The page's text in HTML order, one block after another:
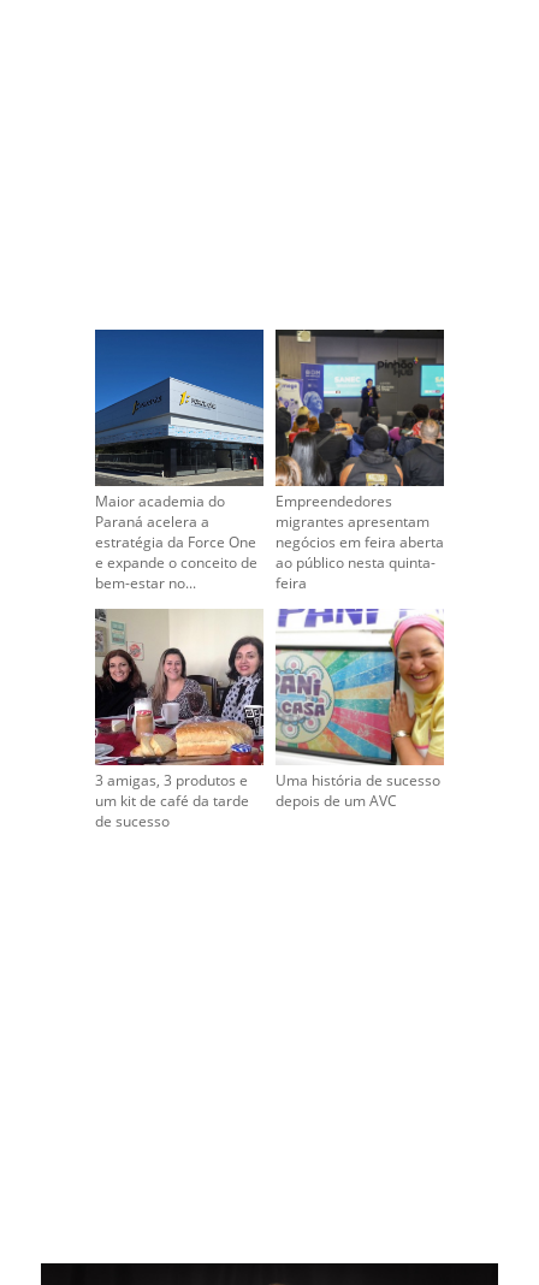
Maior academia do
Paraná acelera a
estratégia da Force One
e expande o conceito de
bem-estar no...
Empreendedores
migrantes apresentam
negócios em feira aberta
ao público nesta quinta-
feira
3 amigas, 3 produtos e
um kit de café da tarde
de sucesso
Uma história de sucesso
depois de um AVC